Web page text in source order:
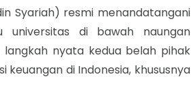
Syariah) resmi menandatangani
universitas di bawah naungan
langkah nyata kedua belah pihak
di Indonesia, khususnya